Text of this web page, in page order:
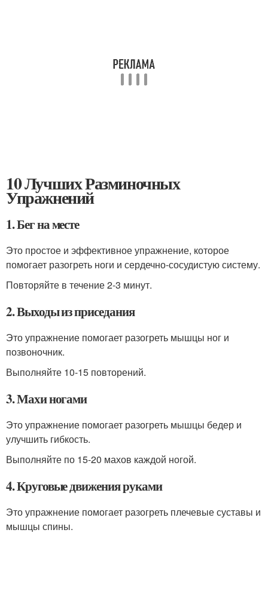
10 Лучших Разминочных
Упражнений
1. Бег на месте
Это простое и эффективное упражнение, которое
помогает разогреть ноги и сердечно-сосудистую систему.
Повторяйте в течение 2-3 минут.
2. Выходы из приседания
Это упражнение помогает разогреть мышцы ног и
позвоночник.
Выполняйте 10-15 повторений.
3. Махи ногами
Это упражнение помогает разогреть мышцы бедер и
улучшить гибкость.
Выполняйте по 15-20 махов каждой ногой.
4. Круговые движения руками
Это упражнение помогает разогреть плечевые суставы и
мышцы спины.